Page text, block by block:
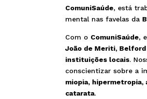
ComuniSaúde, está
mental nas favelas da
Com o ComuniSaúde,
João de Meriti,
instituições locais.
conscientizar sobre a
miopia, hipermetropia,
catarata.